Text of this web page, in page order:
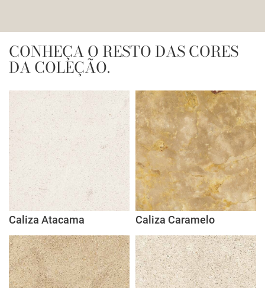
CONHEÇA O RESTO DAS CORES
DA COLEÇÃO.
Caliza Atacama Caliza Caramelo